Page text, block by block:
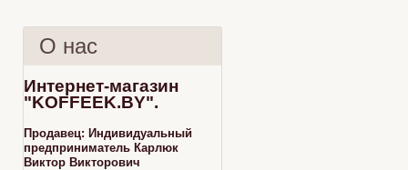
О нас
Интернет-магазин
"KOFFEEK.BY".
Продавец: Индивидуальный
предприниматель Карлюк
Виктор Викторович